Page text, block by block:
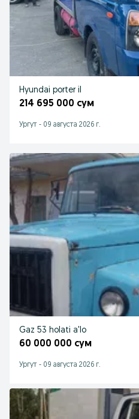
Hyundai porter il
214 695 000 сум
Ургут - 09 августа 2026 г.
Gaz 53 holati a'lo
60 000 000 сум
Ургут - 09 августа 2026 г.